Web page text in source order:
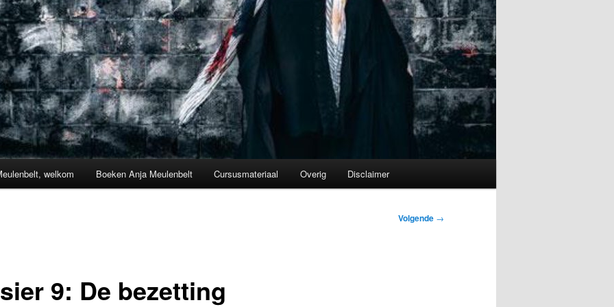
welkom Boeken Anja Meulenbelt Cursusmateriaal Overig Disclaimer
Volgende →
9: De bezetting